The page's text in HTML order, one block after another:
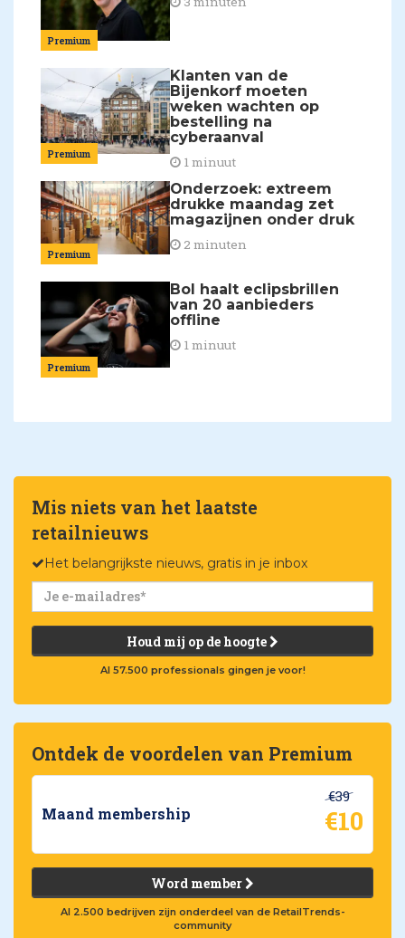
Premium
Premium
Klanten van de
Bijenkorf moeten
weken wachten op
bestelling na
cyberaanval
1 minuut
Premium
Onderzoek: extreem
drukke maandag zet
magazijnen onder druk
2 minuten
Premium
Bol haalt eclipsbrillen
van 20 aanbieders
offline
1 minuut
Mis niets van het laatste
retailnieuws
Het belangrijkste nieuws, gratis in je inbox
Houd mij op de hoogte
Al 57.500 professionals gingen je voor!
Ontdek de voordelen van Premium
Maand membership
€39
€10
Word member
Al 2.500 bedrijven zijn onderdeel van de RetailTrends-
community